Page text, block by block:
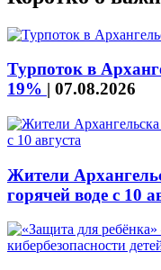
Турпоток в
19% | 07.08.2026
Жители
горячей воде с 10